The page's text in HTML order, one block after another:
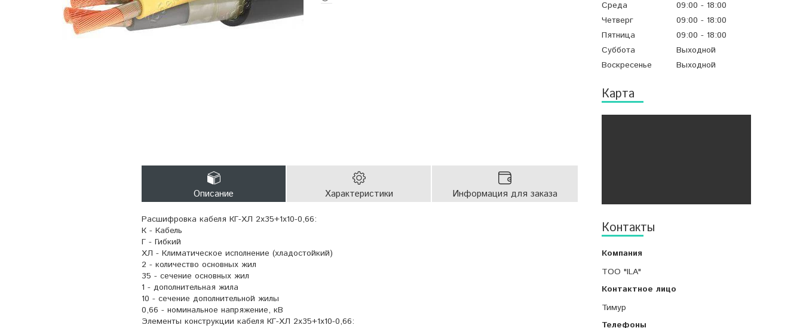
Среда
09:00
18:00
Четверг
09:00
18:00
Пятница
09:00
18:00
Суббота
Выходной
Воскресенье
Выходной
Карта
Контакты
ТОО "ILA"
Тимур
Описание Характеристики Информация для заказа
Расшифровка кабеля КГ-ХЛ 2х35+1х10-0,66:
К - Кабель
Г - Гибкий
ХЛ - Климатическое исполнение (хладостойкий)
2 - количество основных жил
35 - сечение основных жил
1 - дополнительная жила
10 - сечение дополнительной жилы
0,66 - номинальное напряжение, кВ
Элементы конструкции кабеля КГ-ХЛ 2х35+1х10-0,66: